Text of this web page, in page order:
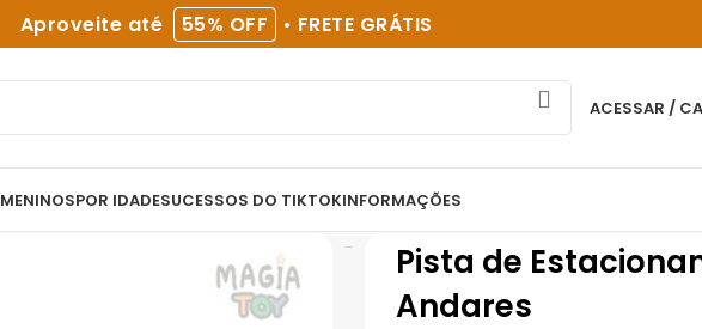
Aproveite até 55% OFF • FRETE GRÁTIS
ACESSAR /
MENINOSPOR IDADESUCESSOS DO TIKTOKINFORMAÇÕES
Pista de
Andares